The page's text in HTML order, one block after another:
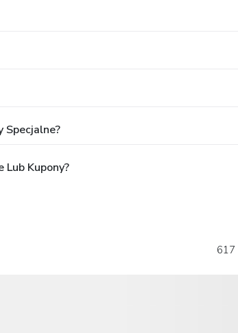
Specjalne?
Lub Kupony?
617